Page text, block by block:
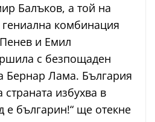
Балъков, а той на
комбинация
и Емил
с безпощаден
Бернар Лама. България
избухва в
е българин!“ ще отекне